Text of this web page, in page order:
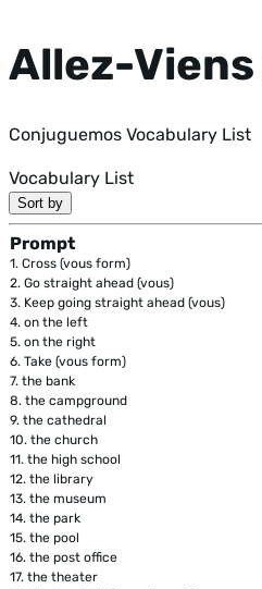
Allez-
Conjuguemos Vocabulary List
Vocabulary List
Sort by
Prompt
1. Cross (vous form)
2. Go straight ahead (vous)
3. Keep going straight ahead (vous)
4. on the left
5. on the right
6. Take (vous form)
7. the bank
8. the campground
9. the cathedral
10. the church
11. the high school
12. the library
13. the museum
14. the park
15. the pool
16. the post office
17. the theater